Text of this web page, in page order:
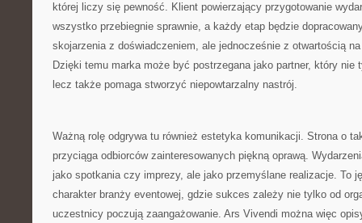
której liczy się pewność. Klient powierzający przygotowanie
wszystko przebiegnie sprawnie, a każdy etap będzie
skojarzenia z doświadczeniem, ale jednocześnie z otwartością
Dzięki temu marka może być postrzegana jako partner, który nie
lecz także pomaga stworzyć niepowtarzalny nastrój.
Ważną rolę odgrywa tu również estetyka komunikacji. Strona o
przyciąga odbiorców zainteresowanych piękną oprawą.
jako spotkania czy imprezy, ale jako przemyślane realizacje. To
charakter branży eventowej, gdzie sukces zależy nie tylko od
uczestnicy poczują zaangażowanie. Ars Vivendi można więc